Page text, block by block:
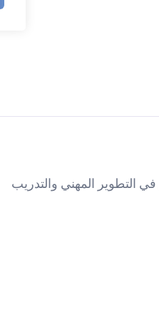
التطوير المهني والتدريب